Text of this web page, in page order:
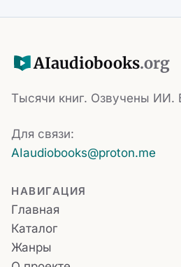
AIaudiobooks.org
Тысячи книг. Озвучены ИИ.
Для связи:
AIaudiobooks@proton.me
НАВИГАЦИЯ
Главная
Каталог
Жанры